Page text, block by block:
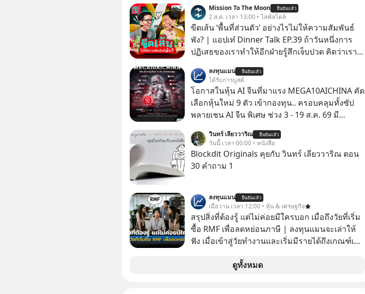
Mission To The Moon ยืนยันแล้ว
2 ส.ค. เวลา 13:00 • ไลฟ์สไตล์
ขีดเส้น ‘พื้นที่ส่วนตัว’ อย่างไรไม่ให้ความสัมพันธ์
พัง? | แอปเท๋ Dinner Talk EP.39 ถ้าวันหนึ่งการ
ปฏิเสธของเราทำให้อีกฝ่ายรู้สึกเจ็บปวด คิดว่าเรา
ไม่เคยปฏิเสธใครอย่างนี้มาก่อน แต่พอตั้งใจจะ
‘สร้างขอบเขต’ เพื่อตัวเองดูสักครั้ง กลับทำให้เกิด
รอยร้าวในความสัมพันธ์เสียอย่างนั้น โดยรายการ
แอปเท๋ Dinner Talk ในวันนี้โฮสต์ทั้ง 2 ท่าน แทป-
สวัสดิ์ จะพาทุกคนไปสำรวจวิธีสร้างขอบเขตเพื่อ
รักษาใจของตัวเองและรักษาความสัมพันธ์ของคน
รอบข้างไปพร้อมกัน #boundary
#selfdevelopment #แอปเท๋dinnertalk
ลงทุนแมน ยืนยันแล้ว
ได้รับการบูสต์
โอกาสในหุ้น AI จีนที่มาแรง MEGA10AICHINA คัด
เลือกหุ้นใหม่ 9 ตัว เข้ากองทุน.. ครอบคลุมทั้งซัป
พลายเชน AI จีน พิเศษ ช่วง 3 - 19 ส.ค. 69 มี
บาทขึ้นไป ฟรีค่าธรรมเนียมซื้อ
วินทร์ เลียววาริณ ยืนยันแล้ว
วันนี้ เวลา 00:00 • หนังสือ
Blockdit Originals คุยกับ วินทร์ เลียววาริณ ตอน
30 คำถาม 1
ลงทุนแมน ยืนยันแล้ว
เมื่อวาน เวลา 12:00 • หุ้น & เศรษฐกิจ
สรุปสิ่งที่ต้องรู้ แต่ไม่ค่อยมีใครบอก เมื่อถึงวัยที่เริ่ม
ซื้อ RMF เพื่อลดหย่อนภาษี | ลงทุนแมนจะเล่าให้
ฟัง เมื่อเข้าสู่วัยทำงานและเริ่มมีรายได้ถึงเกณฑ์เสีย
เพราะนอกจากจะช่วยลดหย่อนภาษีได้แล้ว ยังเป็น
ดูทั้งหมด